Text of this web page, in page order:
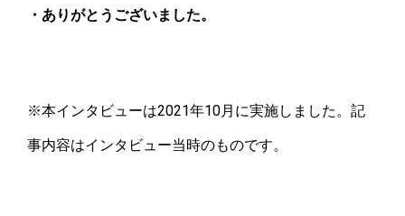
・ありがとうございました。
※本インタビューは2021年10月に実施しました。記
事内容はインタビュー当時のものです。